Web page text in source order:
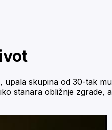
upala skupina od 30-tak
stanara obližnje zgrade,